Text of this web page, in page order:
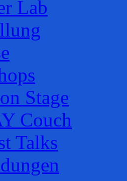
Lab
Stage
Couch
Talks